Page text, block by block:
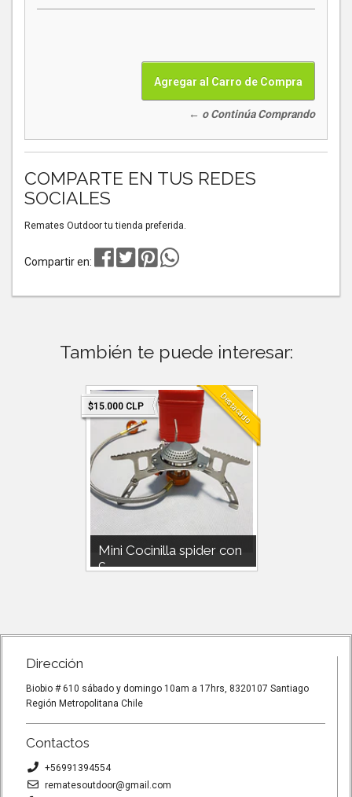
← o Continúa Comprando
COMPARTE EN TUS REDES
SOCIALES
Remates Outdoor tu tienda preferida.
Compartir en:
También te puede interesar:
$15.000 CLP Destacado
Mini Cocinilla spider con
c...
Dirección
Biobio # 610 sábado y domingo 10am a 17hrs, 8320107 Santiago
Región Metropolitana Chile
Contactos
+56991394554
rematesoutdoor@gmail.com